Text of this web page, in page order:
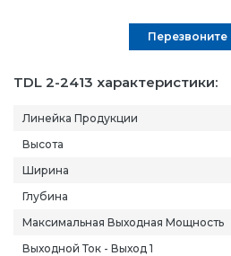
TDL 2-2413 характеристики:
Линейка Продукции
Высота
Ширина
Глубина
Максимальная Выходная Мощность
Выходной Ток - Выход 1
Перезвоните